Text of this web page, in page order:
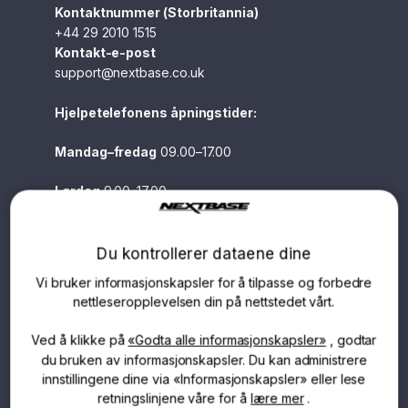
Kontaktnummer (Storbritannia)
+44 29 2010 1515
Kontakt-e-post
support@nextbase.co.uk
Hjelpetelefonens åpningstider:
Mandag–fredag ​​09.00–17.00
Lørdag9.00–17.00
støtte, generelt oppsett og garanti, vennligst
kontakt supportteamet vårt.
Har du et problem med et av våre Dash Cams?
Trenger du en reservedel? Eller har du bare et
generelt spørsmål? Du kan nå vårt fantastiske
Du kontrollerer dataene dine
Vi bruker informasjonskapsler for å tilpasse og forbedre
nettleseropplevelsen din på nettstedet vårt.
Ved å klikke på «Godta alle informasjonskapsler» , godtar
du bruken av informasjonskapsler. Du kan administrere
innstillingene dine via «Informasjonskapsler» eller lese
retningslinjene våre for ålære mer.